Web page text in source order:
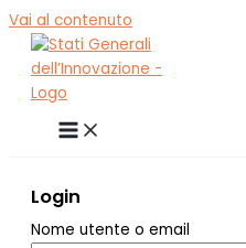
Vai al contenuto
Login
Nome utente o email